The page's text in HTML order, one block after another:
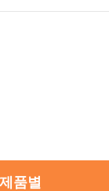
제품별